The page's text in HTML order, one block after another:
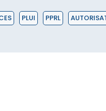
PLUI PPRL